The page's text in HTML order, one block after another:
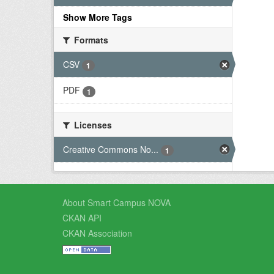
Show More Tags
Formats
CSV
1
PDF 1
Licenses
Creative Commons No...
1
About Smart Campus NOVA
CKAN API
CKAN Association